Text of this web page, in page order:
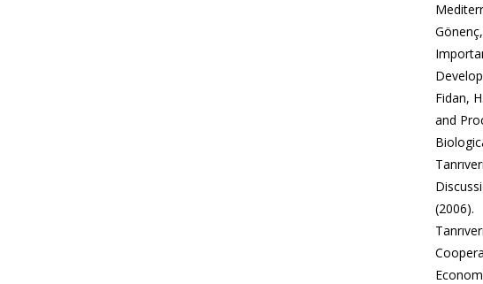
Fidan,
and
(2006).